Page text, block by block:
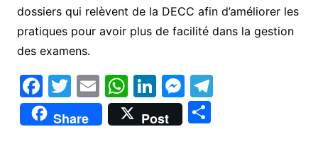
dossiers qui relèvent de la DECC afin d’améliorer les
pratiques pour avoir plus de facilité dans la gestion
des examens.
F
a
c
T
w
itt
E
m
ai
W
h
at
Li
n
k
M
e
s
T
Share Post
P